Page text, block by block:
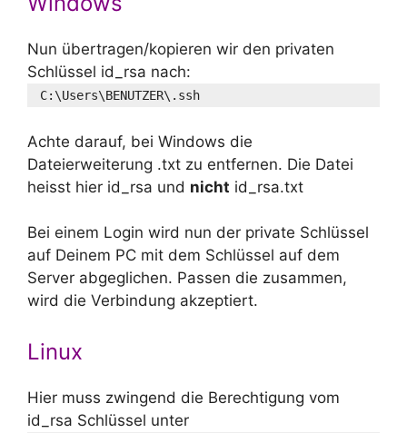
Nun übertragen/kopieren wir den privaten
Schlüssel id_rsa nach:
C:\Users\BENUTZER\.ssh
Achte darauf, bei Windows die
Dateierweiterung .txt zu entfernen. Die Datei
heisst hier id_rsa und nicht id_rsa.txt
Bei einem Login wird nun der private Schlüssel
auf Deinem PC mit dem Schlüssel auf dem
Server abgeglichen. Passen die zusammen,
wird die Verbindung akzeptiert.
Linux
Hier muss zwingend die Berechtigung vom
id_rsa Schlüssel unter